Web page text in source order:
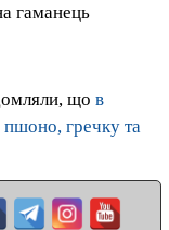
гаманець
що в
пшоно, гречку та